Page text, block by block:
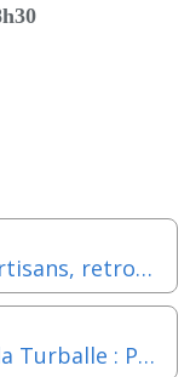
Guérande - Le Printemps des Artisans, retrouvez nos créateurs, artisans et producteurs locaux - Samedi 2 mai 2026
La Turballe - Commerçants de la Turballe : Parcours artistique jusqu'au dimanche 3 mai 2026